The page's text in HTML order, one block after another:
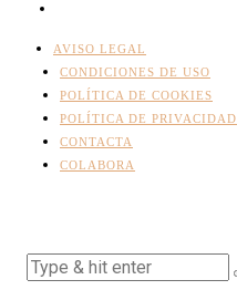
AVISO LEGAL
CONDICIONES DE USO
POLÍTICA DE COOKIES
POLÍTICA DE PRIVACIDAD
CONTACTA
COLABORA